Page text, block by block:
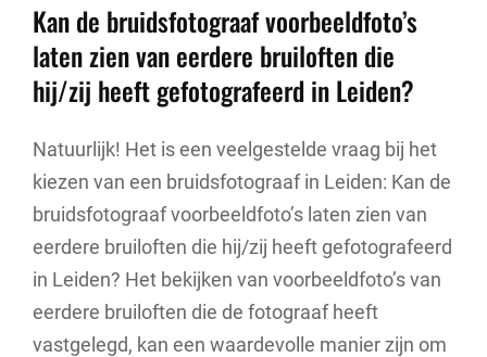
Kan de bruidsfotograaf voorbeeldfoto’s
laten zien van eerdere bruiloften die
hij/zij heeft gefotografeerd in Leiden?
Natuurlijk! Het is een veelgestelde vraag bij het
kiezen van een bruidsfotograaf in Leiden: Kan de
bruidsfotograaf voorbeeldfoto’s laten zien van
eerdere bruiloften die hij/zij heeft gefotografeerd
in Leiden? Het bekijken van voorbeeldfoto’s van
eerdere bruiloften die de fotograaf heeft
vastgelegd, kan een waardevolle manier zijn om